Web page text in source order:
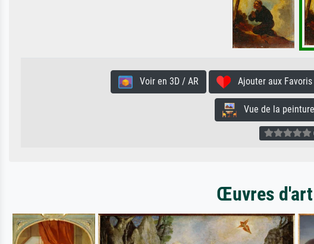
Voir en 3D / AR Ajouter aux Favoris
Vue de la peinture
Œuvres